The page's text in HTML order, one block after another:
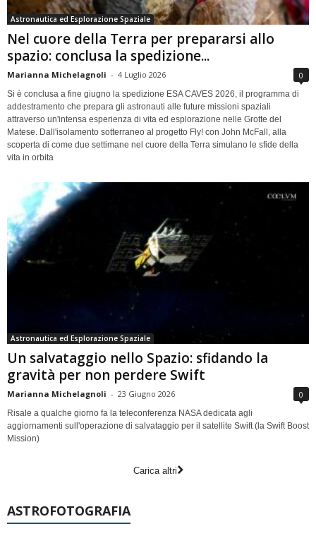
Astronautica ed Esplorazione Spaziale
Nel cuore della Terra per prepararsi allo
spazio: conclusa la spedizione...
Marianna Michelagnoli - 4 Luglio 2026 0
Si è conclusa a fine giugno la spedizione ESA CAVES 2026, il programma di
addestramento che prepara gli astronauti alle future missioni spaziali
attraverso un'intensa esperienza di vita ed esplorazione nelle Grotte del
Matese. Dall'isolamento sotterraneo al progetto Fly! con John McFall, alla
scoperta di come due settimane nel cuore della Terra simulano le sfide della
vita in orbita
Astronautica ed Esplorazione Spaziale
Un salvataggio nello Spazio: sfidando la
gravità per non perdere Swift
Marianna Michelagnoli - 23 Giugno 2026 0
Risale a qualche giorno fa la teleconferenza NASA dedicata agli
aggiornamenti sull'operazione di salvataggio per il satellite Swift (la Swift Boost
Mission)
Carica altri
ASTROFOTOGRAFIA